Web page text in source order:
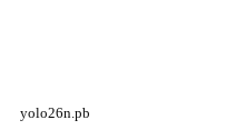
yolo26n.pb